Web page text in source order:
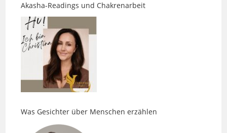
Was Gesichter über Menschen erzählen